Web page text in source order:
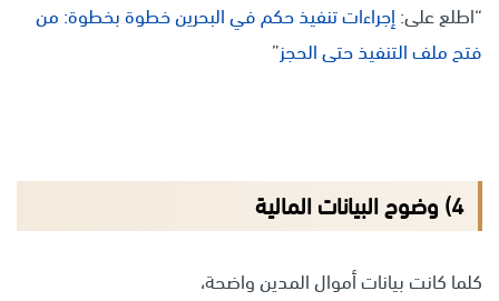
“اطلع على: إجراءات تنفيذ حكم في البحرين خطوة بخطوة: من
فتح ملف التنفيذ حتى الحجز”
4) وضوح البيانات المالية
كلما كانت بيانات أموال المدين واضحة،